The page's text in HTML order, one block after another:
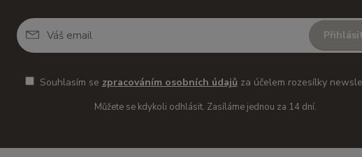
Souhlasím se zpracováním osobních údajů za účelem rozesílky
Můžete se kdykoli odhlásit. Zasíláme jednou za 14 dní.